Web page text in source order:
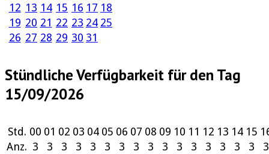
12 13 14 15 16 17 18
19 20 21 22 23 24 25
26 27 28 29 30 31
Stündliche Verfügbarkeit für den Tag
15/09/2026
Std. 00 01 02 03 04 05 06 07 08 09 10 11 12 13 14 15
Anz. 3 3 3 3 3 3 3 3 3 3 3 3 3 3 3 3 3